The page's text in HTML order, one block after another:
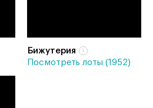
Бижутерия
Посмотреть лоты (1952)